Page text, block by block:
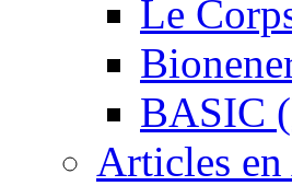
Le
BASIC
Articles